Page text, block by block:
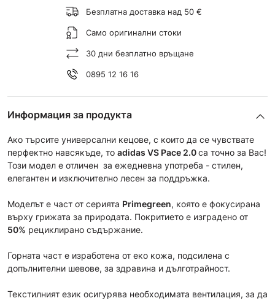
Безплатна доставка над 50 €
Само оригинални стоки
30 дни безплатно връщане
0895 12 16 16
Информация за продукта
Ако търсите универсални кецове, с които да се чувствате
перфектно навсякъде, то adidas VS Pace 2.0са точно за Вас!
Този модел е отличен за ежедневна употреба - стилен,
елегантен и изключително лесен за поддръжка.
Моделът е част от сериятa Primegreen, която е фокусирана
върху грижата за природата. Покритието е изградено от
50% рециклирано съдържание.
Горната част е изработена от еко кожа, подсилена с
допълнителни шевове, за здравина и дълготрайност.
Текстилният език осигурява необходимата вентилация, за да